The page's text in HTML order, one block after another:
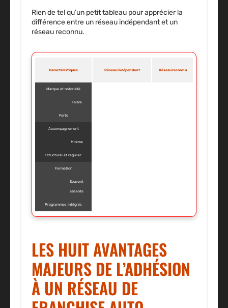
Rien de tel qu’un petit tableau pour apprécier la
différence entre un réseau indépendant et un
réseau reconnu.
Caractéristiques Réseau indépendant Réseau reconnu
Marque et notoriété
Faible
Forte
Accompagnement
Minime
Structurel et régulier
Formation
Souvent
absente
Programmes intégrés
LES HUIT AVANTAGES
MAJEURS DE L’ADHÉSION
À UN RÉSEAU DE